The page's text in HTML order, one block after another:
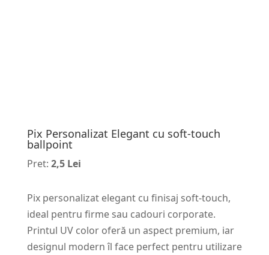
Pix Personalizat Elegant cu soft-touch
ballpoint
Pret: 2,5 Lei
Pix personalizat elegant cu finisaj soft-touch,
ideal pentru firme sau cadouri corporate.
Printul UV color oferă un aspect premium, iar
designul modern îl face perfect pentru utilizare